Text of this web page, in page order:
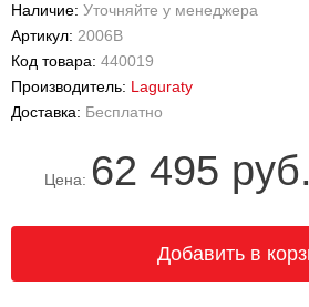
Наличие: Уточняйте у менеджера
Артикул: 2006В
Код товара: 440019
Производитель: Laguraty
Доставка: Бесплатно
Цена: 62 495 руб.